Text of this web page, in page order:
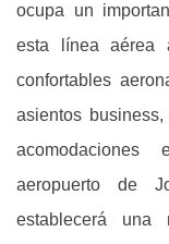
ocupa un
esta línea aérea
confortables
asientos
aeropuerto de
establecerá una